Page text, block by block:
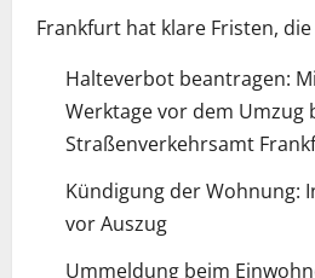
Frankfurt hat klare Fristen,
Halteverbot beantragen:
Werktage vor dem Umzug
Straßenverkehrsamt
Kündigung der Wohnung:
vor Auszug
Ummeldung beim